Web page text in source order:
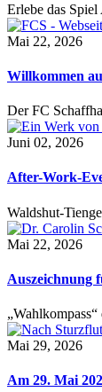
Erlebe das
Mai 22, 2026
Willkommen
Der FC
Juni 02, 2026
After-Work-
Waldshut-
Mai 22, 2026
Auszeichnung
Mai 29, 2026
Am 29. Mai